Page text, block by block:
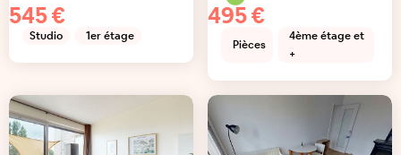
545 €
Studio 1er étage
495 €
Pièces
4ème étage et
+